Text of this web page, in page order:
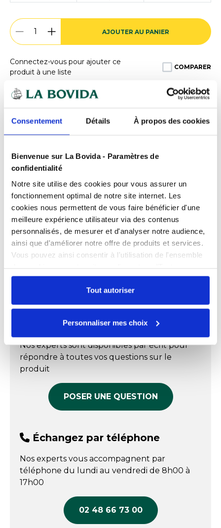
Consentement Détails À propos des cookies
Bienvenue sur La Bovida - Paramètres de
confidentialité
Notre site utilise des cookies pour vous assurer un
fonctionnement optimal de notre site internet. Les
cookies nous permettent de vous faire bénéficier d'une
meilleure expérience utilisateur via des contenus
personnalisés, de mesurer et d'analyser notre audience,
ainsi que d'améliorer notre offre de produits et services.
Vous pouvez ainsi consentir à l'utilisation de l'ensemble
autoriser". Cependant, si vous ne souhaitez autoriser que
certains types de cookies, veuillez cliquer sur
"Personnaliser mes choix".
Tout autoriser
Personnaliser mes choix
AJOUTER AU PANIER
Connectez-vous pour ajouter ce
produit à une liste
COMPARER
Expédition
rapide
Des experts
à votre écoute
Paiement100% sécurisé
Devisgratuits
Présentation
Bonne tenue à la stérilisation de sauces, plats
cuisinés et pâtes.
Aspect: Poudre
Couleur: Blanche
Origine de Transformation: France.
: Épaississant : amidon de maïs modifié
E1422
Dosage et mode d’utilisation
10 à 40 g/kg de mêlée
DLUO : 24 mois
lumière dans son emballage d’origine fermé.
Caractéristiques
Conditionnement Sac de 25 kg
Aide à la fabrication
Poids 25 kg
FT_0100141725.PDF
Échangez par écrit
Nos experts sont disponibles par écrit pour
répondre à toutes vos questions sur le
produit
POSER UNE QUESTION
Échangez par téléphone
Nos experts vous accompagnent par
téléphone du lundi au vendredi de 8h00 à
17h00
02 48 66 73 00